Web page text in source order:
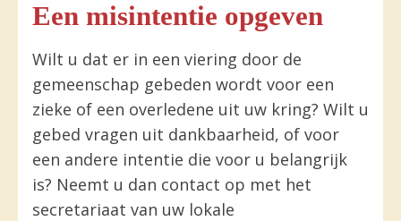
Een misintentie opgeven
Wilt u dat er in een viering door de
gemeenschap gebeden wordt voor een
zieke of een overledene uit uw kring? Wilt u
gebed vragen uit dankbaarheid, of voor
een andere intentie die voor u belangrijk
is? Neemt u dan contact op met het
secretariaat van uw lokale